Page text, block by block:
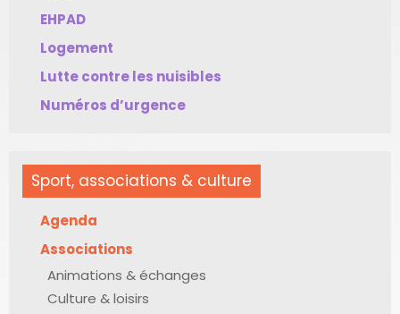
EHPAD
Logement
Lutte contre les nuisibles
Numéros d’urgence
Sport, associations & culture
Agenda
Associations
Animations & échanges
Culture & loisirs